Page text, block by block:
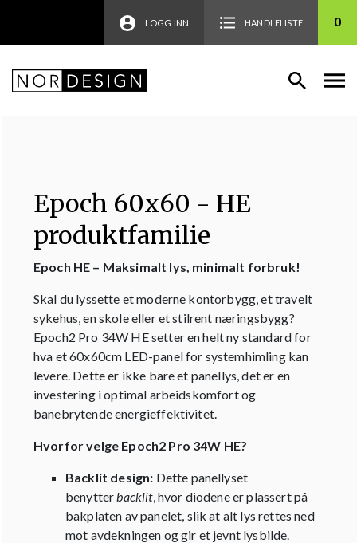
LOGG INN HANDLELISTE 0
Epoch 60x60 - HE
produktfamilie
Epoch HE – Maksimalt lys, minimalt forbruk!
Skal du lyssette et moderne kontorbygg, et travelt
sykehus, en skole eller et stilrent næringsbygg?
Epoch2 Pro 34W HE setter en helt ny standard for
hva et 60x60cm LED-panel for systemhimling kan
levere. Dette er ikke bare et panellys, det er en
investering i optimal arbeidskomfort og
banebrytende energieffektivitet.
Hvorfor velge Epoch2 Pro 34W HE?
Backlit design: Dette panellyset
benytter backlit, hvor diodene er plassert på
bakplaten av panelet, slik at alt lys rettes ned
mot avdekningen og gir et jevnt lysbilde.